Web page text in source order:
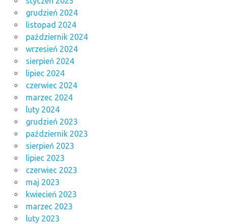
grudzień 2024
listopad 2024
październik 2024
wrzesień 2024
sierpień 2024
lipiec 2024
czerwiec 2024
marzec 2024
luty 2024
grudzień 2023
październik 2023
sierpień 2023
lipiec 2023
czerwiec 2023
maj 2023
kwiecień 2023
marzec 2023
luty 2023